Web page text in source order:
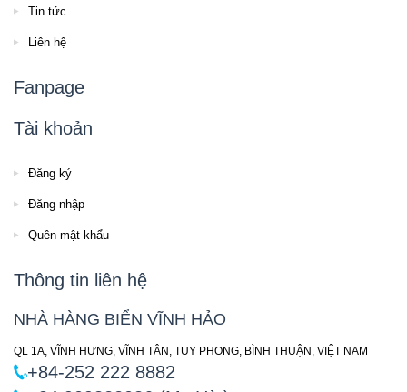
Tin tức
Liên hệ
Fanpage
Tài khoản
Đăng ký
Đăng nhập
Quên mật khẩu
Thông tin liên hệ
NHÀ HÀNG BIỂN VĨNH HẢO
QL 1A, VĨNH HƯNG, VĨNH TÂN, TUY PHONG, BÌNH THUẬN, VIỆT NAM
+84-252 222 8882